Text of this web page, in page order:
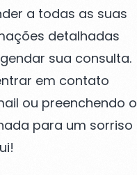
a todas as suas
detalhadas
sua consulta.
em contato
ou preenchendo o
para um sorriso